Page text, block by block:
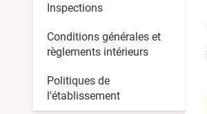
Inspections
Conditions générales et
règlements intérieurs
Politiques de
l'établissement